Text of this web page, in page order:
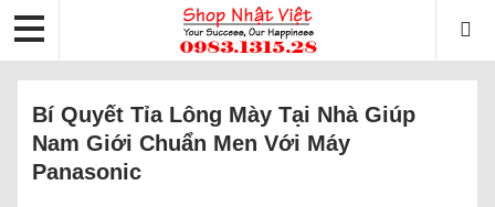
Bí Quyết Tỉa Lông Mày Tại Nhà Giúp
Nam Giới Chuẩn Men Với Máy
Panasonic